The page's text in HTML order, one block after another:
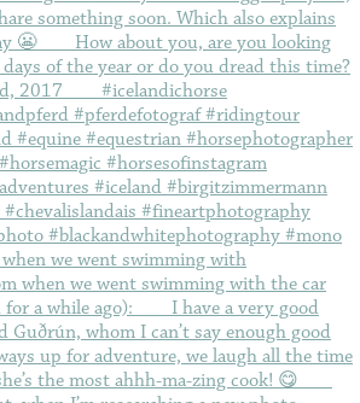
we went swimming with